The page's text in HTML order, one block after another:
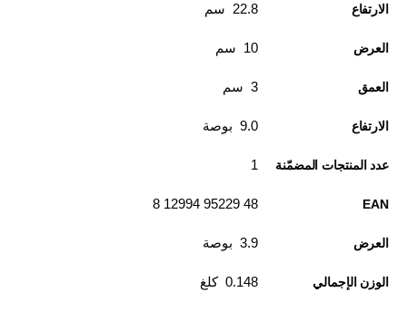
الارتفاع 22.8 سم
العرض 10 سم
العمق 3 سم
الارتفاع 9.0 بوصة
عدد المنتجات المضمّنة 1
EAN
48 95229 12994 8
العرض 3.9 بوصة
الوزن الإجمالي 0.148 كلغ